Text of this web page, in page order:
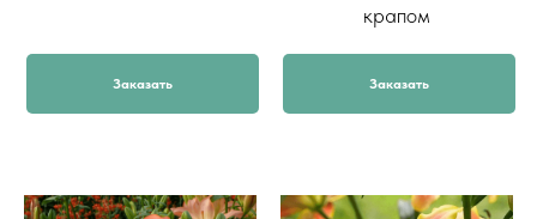
Заказать
крапом
Заказать